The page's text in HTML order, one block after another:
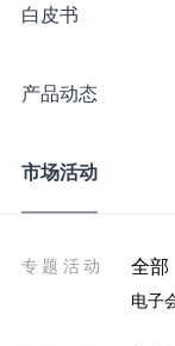
白皮书
产品动态
市场活动
专题活动 全部
电子